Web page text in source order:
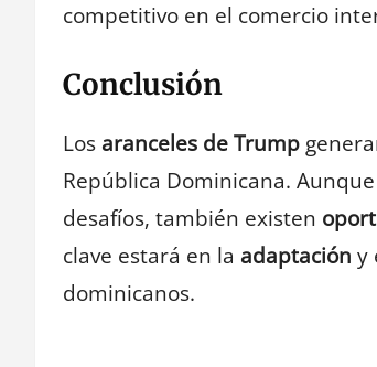
competitivo en el comercio
Conclusión
Los aranceles de Trump
República Dominicana.
desafíos, también existen
clave estará en la adaptación y
dominicanos.